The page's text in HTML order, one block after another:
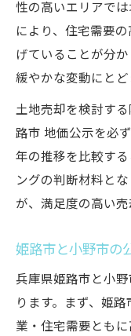
性の高いエリアで
により、住宅需要
げていることが分
緩やかな変動にとど
土地売却を検討す
路市 地価公示を必
年の推移を比較す
ングの判断材料と
が、満足度の高い売
姫路市と小野市の
兵庫県姫路市と小
ります。まず、姫
業・住宅需要とも